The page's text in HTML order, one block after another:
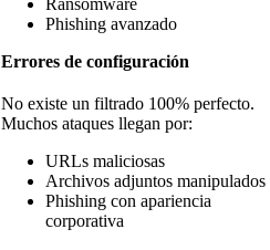
Ransomware
Phishing avanzado
Errores de configuración
No existe un filtrado 100% perfecto.
Muchos ataques llegan por:
URLs maliciosas
Archivos adjuntos manipulados
Phishing con apariencia
corporativa